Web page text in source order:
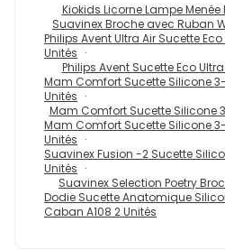
Kiokids Licorne Lampe Menée
Suavinex Broche avec Ruban
Philips Avent Ultra Air Sucette
Unités
Philips Avent Sucette Eco
Mam Comfort Sucette Silicone
Unités
Mam Comfort Sucette Silicone
Mam Comfort Sucette Silicone
Unités
Suavinex Fusion -2 Sucette
Unités
Suavinex Selection Poetry
Dodie Sucette Anatomique
Caban A108 2 Unités